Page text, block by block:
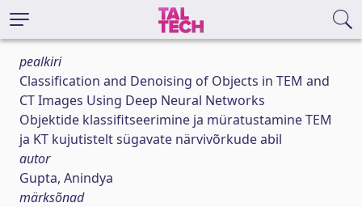
pealkiri
Classification and Denoising of Objects in TEM and
CT Images Using Deep Neural Networks
Objektide klassifitseerimine ja müratustamine TEM
ja KT kujutistelt sügavate närvivõrkude abil
autor
Gupta, Anindya
märksõnad